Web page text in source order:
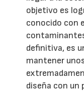
objetivo es
conocido con
definitiva, es
mantener
diseña con un